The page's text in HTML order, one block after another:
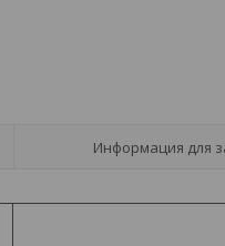
Информация для